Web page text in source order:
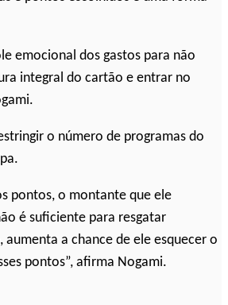
emocional dos gastos para não
integral do cartão e entrar no
o número de programas do
pontos, o montante que ele
é suficiente para resgatar
aumenta a chance de ele esquecer o
pontos”, afirma Nogami.